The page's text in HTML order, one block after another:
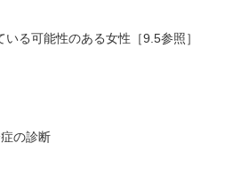
る可能性のある女性［9.5参照］
の診断